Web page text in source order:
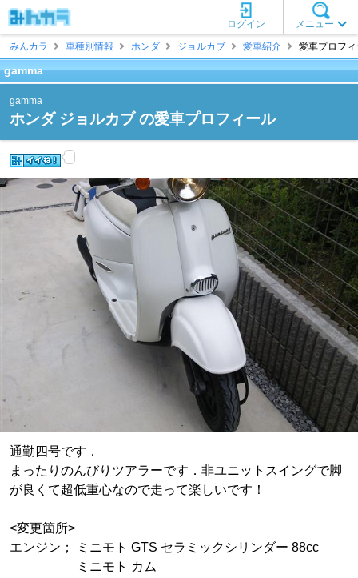
メニュー
ログイン
みんカラ
車種別情報 ホンダ ジョルカブ 愛車紹介 愛車プロフ
gamma
gamma
ホンダ ジョルカブ の愛車プロフィール
通勤四号です．
まったりのんびりツアラーです．非ユニットスイングで脚
が良くて超低重心なので走って楽しいです！
<変更箇所>
エンジン； ミニモト GTS セラミックシリンダー 88cc
ミニモト カム